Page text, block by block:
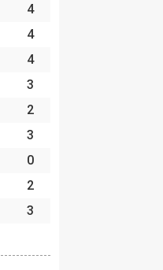
4
4
4
3
2
3
0
2
3